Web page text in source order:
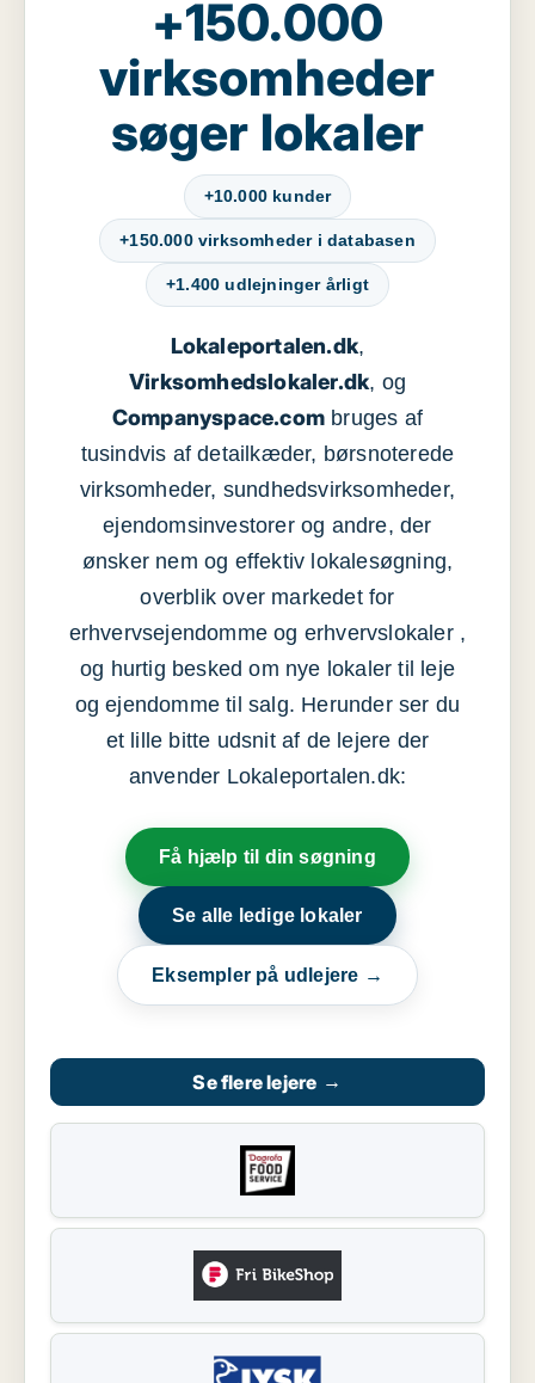
+150.000
virksomheder
søger lokaler
+10.000 kunder
+150.000 virksomheder i databasen
+1.400 udlejninger årligt
Lokaleportalen.dk,
Virksomhedslokaler.dk, og
Companyspace.com bruges af
tusindvis af detailkæder, børsnoterede
virksomheder, sundhedsvirksomheder,
ejendomsinvestorer og andre, der
ønsker nem og effektiv lokalesøgning,
overblik over markedet for
erhvervsejendomme og erhvervslokaler ,
og hurtig besked om nye lokaler til leje
og ejendomme til salg. Herunder ser du
et lille bitte udsnit af de lejere der
anvender Lokaleportalen.dk:
Få hjælp til din søgning
Se alle ledige lokaler
Eksempler på udlejere →
Se flere lejere →